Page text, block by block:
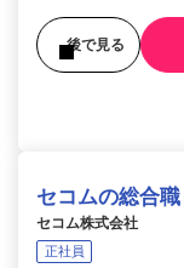
後で見る
セコムの総合職
セコム株式会社
正社員